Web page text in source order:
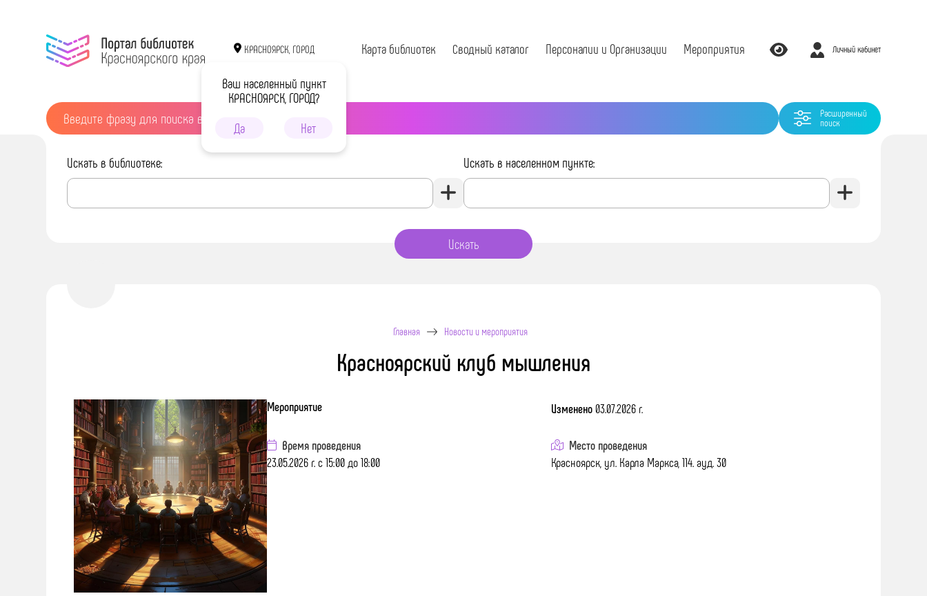
КРАСНОЯРСК, ГОРОД
Ваш населенный пункт
КРАСНОЯРСК, ГОРОД?
Да
Нет
Карта библиотек Сводный каталог Персоналии и Организации Мероприятия Личный кабинет
Расширенный
поиск
Искать в библиотеке: Искать в населенном пункте:
Главная Новости и мероприятия
Красноярский клуб мышления
Мероприятие Изменено03.07.2026 г.
Время проведения
23.05.2026 г. с 15:00 до 18:00
Место проведения
Красноярск, ул. Карла Маркса, 114. ауд. 30